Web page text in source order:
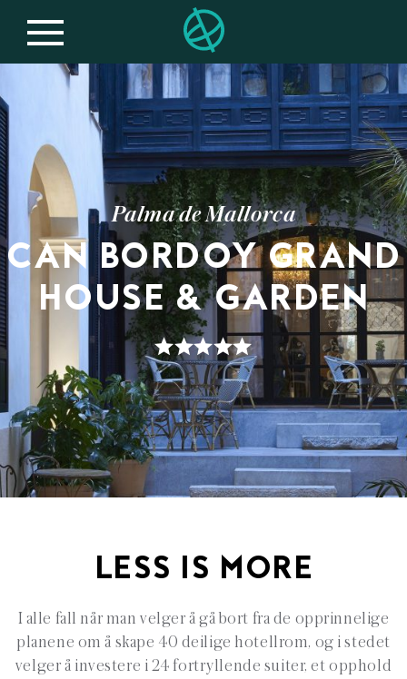
Palma de Mallorca
CAN BORDOY GRAND
HOUSE & GARDEN
LESS IS MORE
I alle fall når man velger å gå bort fra de opprinnelige
planene om å skape 40 deilige hotellrom, og i stedet
velger å investere i 24 fortryllende suiter, et opphold